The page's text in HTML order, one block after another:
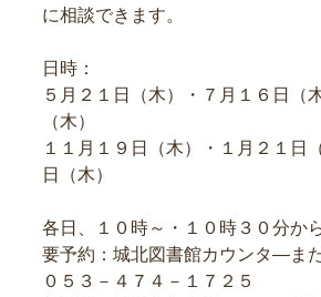
に相談できます。
日時：
５月２１日（木）・７月１６日（
（木）
１１月１９日（木）・１月２１日
日（木）
各日、１０時～・１０時３０分か
要予約：城北図書館カウンタ―ま
０５３－４７４－１７２５